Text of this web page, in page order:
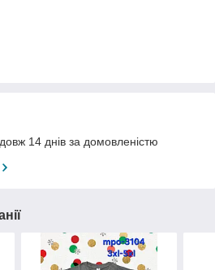
14 днів за домовленістю